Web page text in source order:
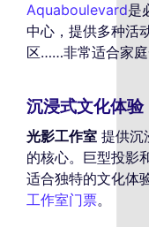
Aquaboulevard是
中心，提供多种活
区……非常适合家庭
沉浸式文化体验
光影工作室 提供沉
的核心。巨型投影
适合独特的文化体
工作室门票。